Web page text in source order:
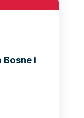
i